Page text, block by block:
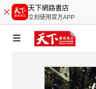
天下網路書店
立刻使用官方APP